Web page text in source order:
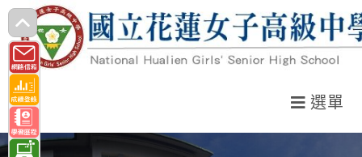
跳
轉
至
主
要
內
選單